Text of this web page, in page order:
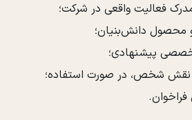
مدرک فعالیت واقعی در شرکت؛
محصول دانش‌بنیان؛
پیشنهادی؛
نقش شخص، در صورت استفاده؛